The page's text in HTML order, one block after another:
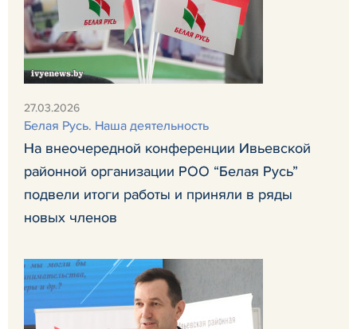
27.03.2026
Белая Русь. Наша деятельность
На внеочередной конференции Ивьевской
районной организации РОО “Белая Русь”
подвели итоги работы и приняли в ряды
новых членов